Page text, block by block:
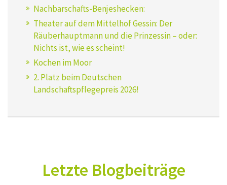
Nachbarschafts-Benjeshecken:
Theater auf dem Mittelhof Gessin: Der
Räuberhauptmann und die Prinzessin – oder:
Nichts ist, wie es scheint!
Kochen im Moor
2. Platz beim Deutschen
Landschaftspflegepreis 2026!
Letzte Blogbeiträge